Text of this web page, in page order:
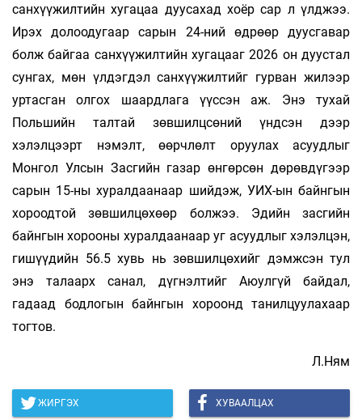
санхүүжилтийн хугацаа дуусахад хоёр сар л үлджээ.
Ирэх долоодугаар сарын 24-ний өдрөөр дуусгавар
болж байгаа санхүүжилтийн хугацааг 2026 он дуустал
сунгах, мөн үлдэгдэл санхүүжилтийг гурван жилээр
уртасган олгох шаардлага үүссэн аж. Энэ тухай
Польшийн талтай зөвшилцсөний үндсэн дээр
хэлэлцээрт нэмэлт, өөрчлөлт оруулах асуудлыг
Монгол Улсын Засгийн газар өнгөрсөн дөрөвдүгээр
сарын 15-ны хуралдаанаар шийдэж, УИХ-ын байнгын
хороодтой зөвшилцөхөөр болжээ. Эдийн засгийн
байнгын хорооны хуралдаанаар уг асуудлыг хэлэлцэн,
гишүүдийн 56.5 хувь нь зөвшилцөхийг дэмжсэн тул
энэ талаарх санал, дүгнэлтийг Аюулгүй байдал,
гадаад бодлогын байнгын хороонд танилцуулахаар
тогтов.
Л.Ням
ЖИРГЭХ ХУВААЛЦАХ